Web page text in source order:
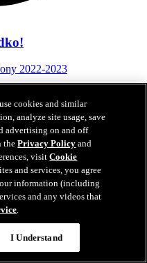
2022-2023
cookies and similar
analyze site usage, save
advertising on and off
thePrivacy Policy and
visitCookie
and services, you agree
information (including
and any videos that
.
I Understand